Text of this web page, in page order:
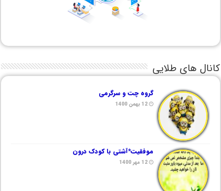
کانال های طلایی
گروه چت و سرگرمی
12 بهمن 1400
موفقیت*آشتی با کودک درون
12 مهر 1400